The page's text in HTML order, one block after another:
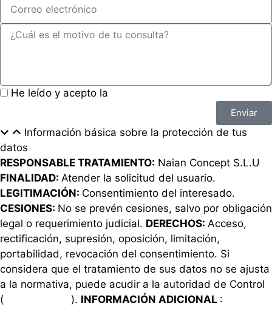
He leído y acepto la
Enviar
Información básica sobre la protección de tus
datos
RESPONSABLE TRATAMIENTO: Naian Concept S.L.U
FINALIDAD: Atender la solicitud del usuario.
LEGITIMACIÓN: Consentimiento del interesado.
CESIONES: No se prevén cesiones, salvo por obligación
legal o requerimiento judicial. DERECHOS: Acceso,
rectificación, supresión, oposición, limitación,
portabilidad, revocación del consentimiento. Si
considera que el tratamiento de sus datos no se ajusta
a la normativa, puede acudir a la autoridad de Control
(
). INFORMACIÓN ADICIONAL :